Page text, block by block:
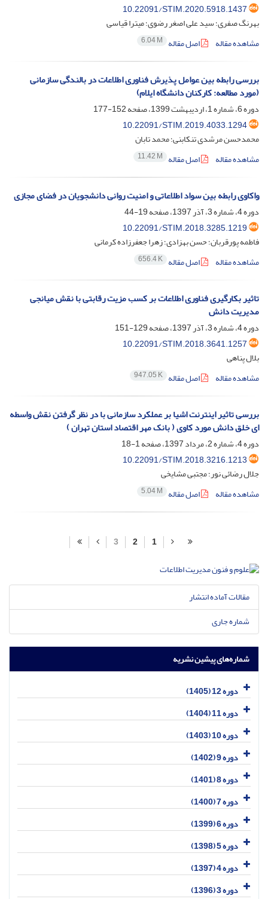
10.22091/STIM.2020.5918.1437
بهرنگ صفری؛ سید علی اصغر رضوی؛ میترا قیاسی
مشاهده مقاله
اصل مقاله 6.04 M
بررسی رابطه بین عوامل پذیرش فناوری اطلاعات در بالندگی سازمانی
(مورد مطالعه: کارکنان دانشگاه ایلام)
دوره 6، شماره 1، اردیبهشت 1399، صفحه
152-177
10.22091/STIM.2019.4033.1294
محمدحسن مرشدی تنکابنی؛ محمد تابان
مشاهده مقاله
اصل مقاله 11.42 M
واکاوی رابطه بین سواد اطلاعاتی و امنیت روانی دانشجویان در فضای مجازی
دوره 4، شماره 3، آذر 1397، صفحه
19-44
10.22091/STIM.2018.3285.1219
فاطمه پورقربان؛ حسن بهزادی؛ زهرا جعفرزاده کرمانی
مشاهده مقاله
اصل مقاله 656.4 K
تاثیر بکارگیری فناوری اطلاعات بر کسب مزیت رقابتی با نقش میانجی
مدیریت دانش
دوره 4، شماره 3، آذر 1397، صفحه
129-151
10.22091/STIM.2018.3641.1257
بلال پناهی
مشاهده مقاله
اصل مقاله 947.05 K
بررسی تاثیر اینترنت اشیا بر عملکرد سازمانی با در نظر گرفتن نقش واسطه
ای خلق دانش مورد کاوی ( بانک مهر اقتصاد استان تهران )
دوره 4، شماره 2، مرداد 1397، صفحه
1-18
10.22091/STIM.2018.3216.1213
جلال رضائی نور؛ مجتبی مشایخی
مشاهده مقاله
اصل مقاله 5.04 M
1
2
3
مقالات آماده انتشار
شماره جاری
شماره‌های پیشین نشریه
دوره 12 (1405)
دوره 11 (1404)
دوره 10 (1403)
دوره 9 (1402)
دوره 8 (1401)
دوره 7 (1400)
دوره 6 (1399)
دوره 5 (1398)
دوره 4 (1397)
دوره 3 (1396)